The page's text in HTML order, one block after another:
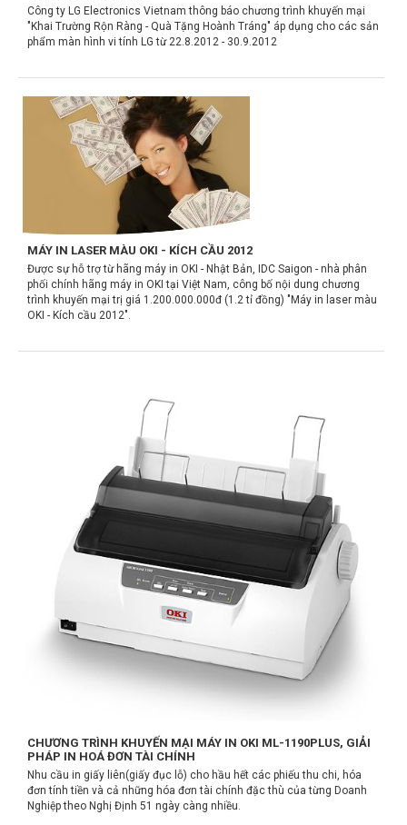
Công ty LG Electronics Vietnam thông báo chương trình khuyến mại
"Khai Trường Rộn Ràng - Quà Tặng Hoành Tráng" áp dụng cho các sản
phẩm màn hình vi tính LG từ 22.8.2012 - 30.9.2012
MÁY IN LASER MÀU OKI - KÍCH CẦU 2012
Được sự hỗ trợ từ hãng máy in OKI - Nhật Bản, IDC Saigon - nhà phân
phối chính hãng máy in OKI tại Việt Nam, công bố nội dung chương
trình khuyến mại trị giá 1.200.000.000đ (1.2 tỉ đồng) "Máy in laser màu
OKI - Kích cầu 2012".
CHƯƠNG TRÌNH KHUYẾN MẠI MÁY IN OKI ML-1190PLUS, GIẢI
PHÁP IN HOÁ ĐƠN TÀI CHÍNH
Nhu cầu in giấy liên(giấy đục lỗ) cho hầu hết các phiếu thu chi, hóa
đơn tính tiền và cả những hóa đơn tài chính đặc thù của từng Doanh
Nghiệp theo Nghị Định 51 ngày càng nhiều.